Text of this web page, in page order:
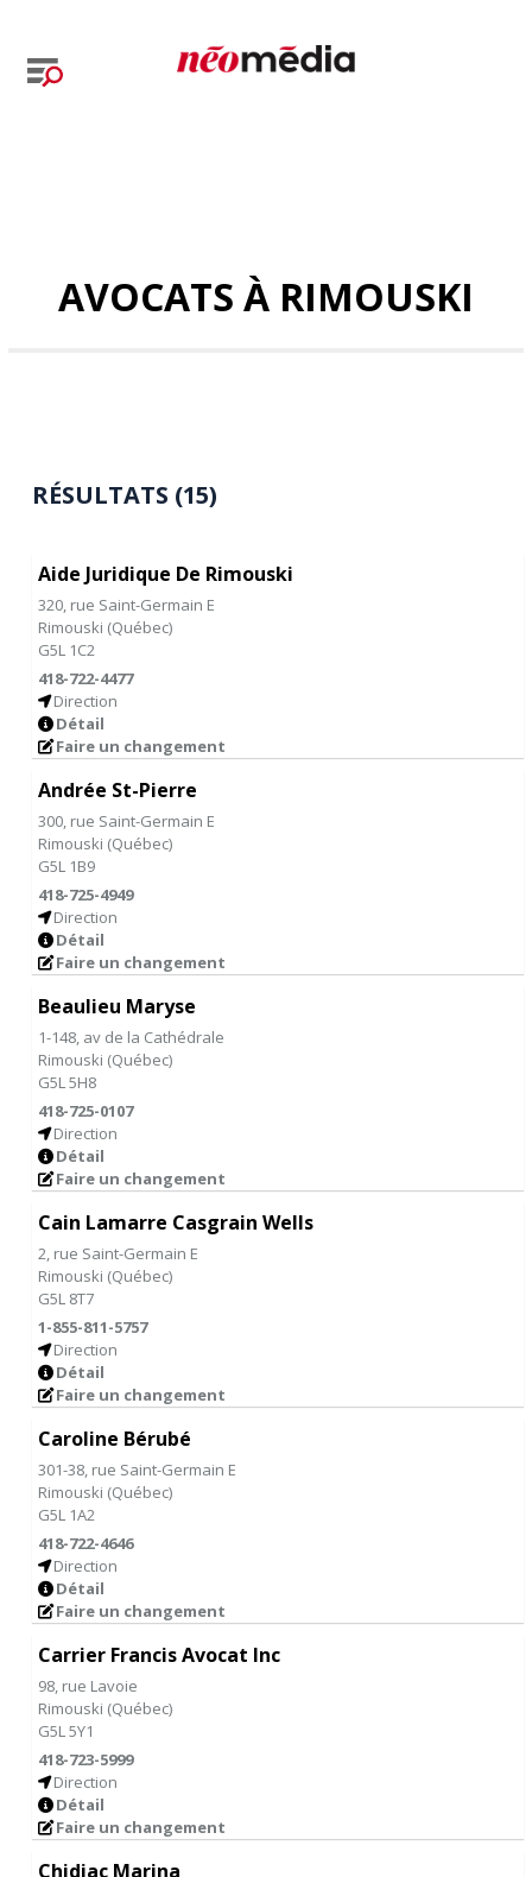
AVOCATS À RIMOUSKI
RÉSULTATS (15)
Aide Juridique De Rimouski
320, rue Saint-Germain E
Rimouski (Québec)
G5L 1C2
418-722-4477
Direction
Détail
Faire un changement
Andrée St-Pierre
300, rue Saint-Germain E
Rimouski (Québec)
G5L 1B9
418-725-4949
Direction
Détail
Faire un changement
Beaulieu Maryse
1-148, av de la Cathédrale
Rimouski (Québec)
G5L 5H8
418-725-0107
Direction
Détail
Faire un changement
Cain Lamarre Casgrain Wells
2, rue Saint-Germain E
Rimouski (Québec)
G5L 8T7
1-855-811-5757
Direction
Détail
Faire un changement
Caroline Bérubé
301-38, rue Saint-Germain E
Rimouski (Québec)
G5L 1A2
418-722-4646
Direction
Détail
Faire un changement
Carrier Francis Avocat Inc
98, rue Lavoie
Rimouski (Québec)
G5L 5Y1
418-723-5999
Direction
Détail
Faire un changement
Chidiac Marina